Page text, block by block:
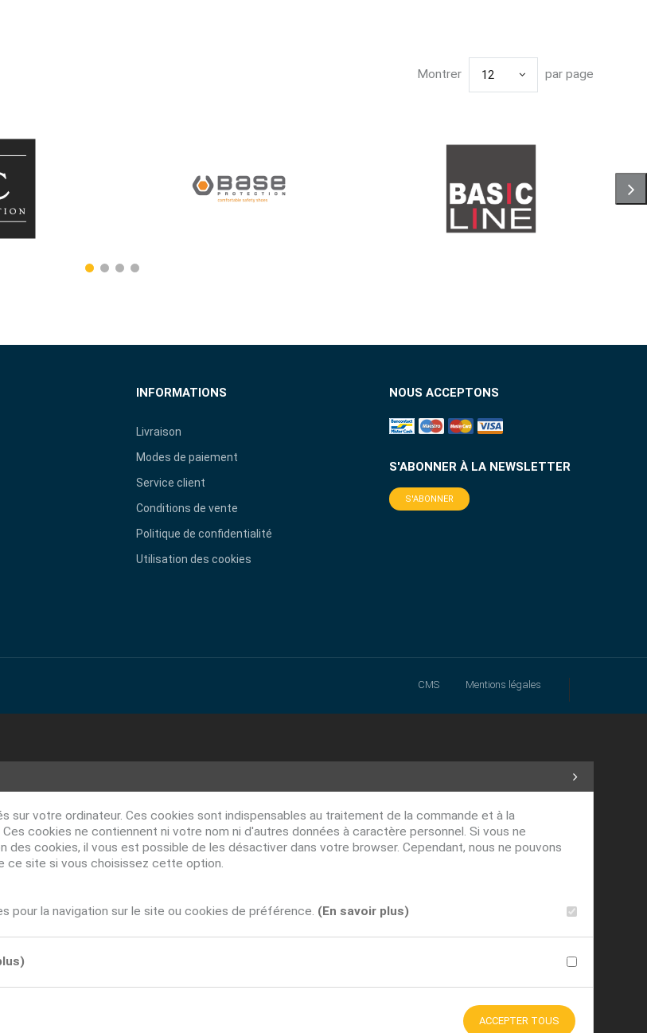
Montrer 12 par page
INFORMATIONS
Livraison
Modes de paiement
Service client
Conditions de vente
Politique de confidentialité
Utilisation des cookies
NOUS ACCEPTONS
S'ABONNER À LA NEWSLETTER
S'ABONNER
CMS Mentions légales
sur votre ordinateur. Ces cookies sont indispensables au traitement de la commande et à la
cookies ne contiennent ni votre nom ni d'autres données à caractère personnel. Si vous ne
des cookies, il vous est possible de les désactiver dans votre browser. Cependant, nous ne pouvons
ce site si vous choisissez cette option.
pour la navigation sur le site ou cookies de préférence. (En savoir plus)
ACCEPTER TOUS